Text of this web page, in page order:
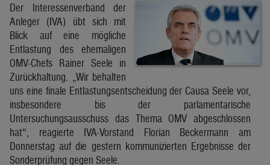
Der Interessenverband der
Anleger (IVA) übt sich mit
Blick auf eine mögliche
Entlastung des ehemaligen
OMV-Chefs Rainer Seele in
Zurückhaltung. „Wir behalten
uns eine finale Entlastungsentscheidung der Causa Seele vor,
insbesondere bis der parlamentarische
Untersuchungsausschuss das Thema OMV abgeschlossen
hat“, reagierte IVA-Vorstand Florian Beckermann am
Donnerstag auf die gestern kommunizierten Ergebnisse der
Sonderprüfung gegen Seele.